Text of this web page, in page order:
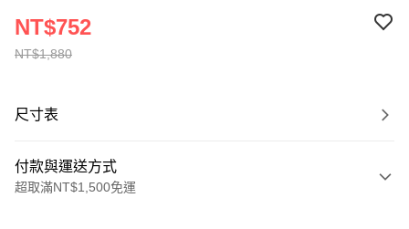
NT$1,880
NT$752
尺寸表
付款與運送方式
超取滿NT$1,500免運